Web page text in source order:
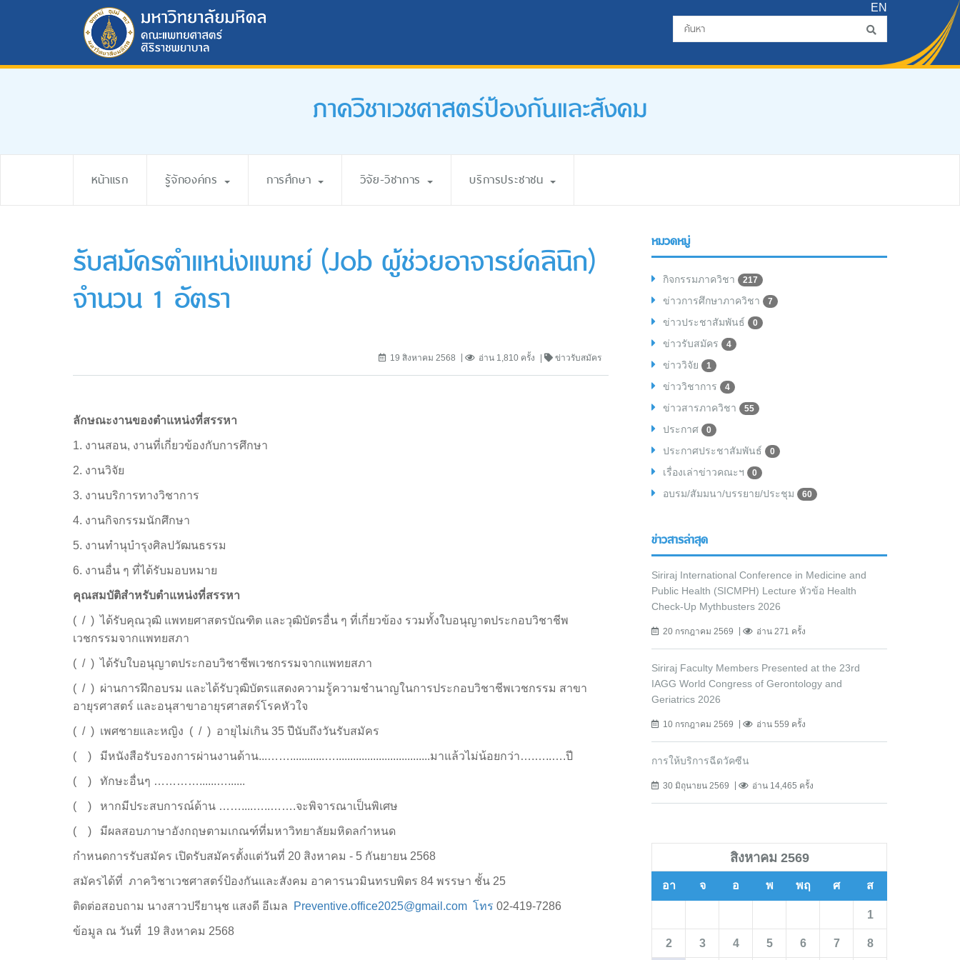
EN
ภาควิชาเวชศาสตร์ป้องกันและสังคม
หน้าแรก รู้จักองค์กร การศึกษา วิจัย-วิชาการ บริการประชาชน
รับสมัครตำแหน่งแพทย์ (Job ผู้ช่วยอาจารย์คลินิก)
จำนวน 1 อัตรา
19 สิงหาคม 2568 อ่าน 1,810 ครั้ง ข่าวรับสมัคร
ลักษณะงานของตำแหน่งที่สรรหา
1. งานสอน, งานที่เกี่ยวข้องกับการศึกษา
2. งานวิจัย
3. งานบริการทางวิชาการ
4. งานกิจกรรมนักศึกษา
5. งานทำนุบำรุงศิลปวัฒนธรรม
6. งานอื่น ๆ ที่ได้รับมอบหมาย
คุณสมบัติสำหรับตำแหน่งที่สรรหา
( / ) ได้รับคุณวุฒิ แพทยศาสตรบัณฑิต และวุฒิบัตรอื่น ๆ ที่เกี่ยวข้อง รวมทั้งใบอนุญาตประกอบวิชาชีพ
เวชกรรมจากแพทยสภา
( / ) ได้รับใบอนุญาตประกอบวิชาชีพเวชกรรมจากแพทยสภา
( / ) ผ่านการฝึกอบรม และได้รับวุฒิบัตรแสดงความรู้ความชำนาญในการประกอบวิชาชีพเวชกรรม สาขา
อายุรศาสตร์ และอนุสาขาอายุรศาสตร์โรคหัวใจ
( / ) เพศชายและหญิง ( / ) อายุไม่เกิน 35 ปีนับถึงวันรับสมัคร
( ) มีหนังสือรับรองการผ่านงานด้าน...……............….................................มาแล้วไม่น้อยกว่า….…..….ปี
( ) ทักษะอื่นๆ …………......…......
( ) หากมีประสบการณ์ด้าน ……....…..…….จะพิจารณาเป็นพิเศษ
( ) มีผลสอบภาษาอังกฤษตามเกณฑ์ที่มหาวิทยาลัยมหิดลกำหนด
กำหนดการรับสมัคร เปิดรับสมัครตั้งแต่วันที่ 20 สิงหาคม - 5 กันยายน 2568
สมัครได้ที่ ภาควิชาเวชศาสตร์ป้องกันและสังคม อาคารนวมินทรบพิตร 84 พรรษา ชั้น 25
ติดต่อสอบถาม นางสาวปรียานุช แสงดี อีเมล Preventive.office2025@gmail.com โทร 02-419-7286
ข้อมูล ณ วันที่ 19 สิงหาคม 2568
หมวดหมู่
กิจกรรมภาควิชา 217
ข่าวการศึกษาภาควิชา 7
ข่าวประชาสัมพันธ์ 0
ข่าวรับสมัคร 4
ข่าววิจัย 1
ข่าววิชาการ 4
ข่าวสารภาควิชา 55
ประกาศ 0
ประกาศประชาสัมพันธ์ 0
เรื่องเล่าข่าวคณะฯ 0
อบรม/สัมมนา/บรรยาย/ประชุม 60
ข่าวสารล่าสุด
Siriraj International Conference in Medicine and
Public Health (SICMPH) Lecture หัวข้อ Health
Check-Up Mythbusters 2026
20 กรกฎาคม 2569 อ่าน 271 ครั้ง
Siriraj Faculty Members Presented at the 23rd
IAGG World Congress of Gerontology and
Geriatrics 2026
10 กรกฎาคม 2569 อ่าน 559 ครั้ง
การให้บริการฉีดวัคซีน
30 มิถุนายน 2569 อ่าน 14,465 ครั้ง
สิงหาคม 2569
อา จ อ พ พฤ ศ ส
1
2 3 4 5 6 7 8